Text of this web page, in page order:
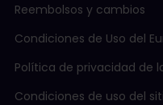
Reembolsos y cambios
Condiciones de Uso del
Política de privacidad de
Condiciones de uso del